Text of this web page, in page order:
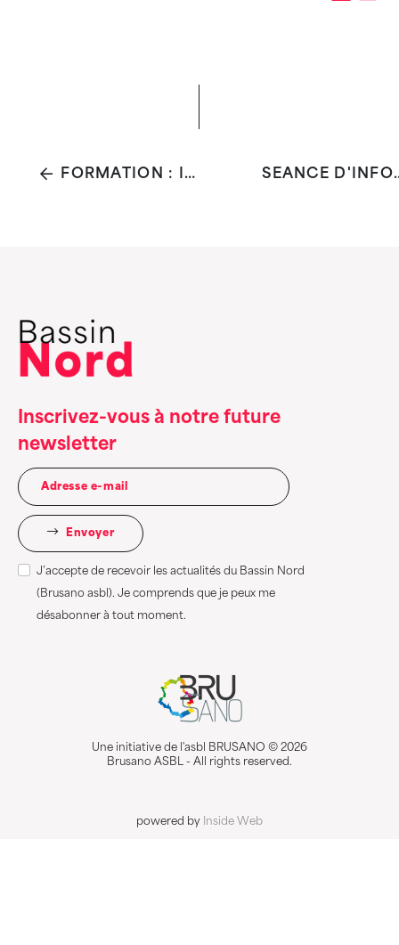
FORMATION : INTRODUCTION À LA RÉDUCTION DES RISQUES LIÉS À L'USAGE DE DROGUES SEANCE
Inscrivez-vous à notre future
newsletter
Envoyer
J’accepte de recevoir les actualités du Bassin Nord
(Brusano asbl). Je comprends que je peux me
désabonner à tout moment.
Une initiative de l'asbl BRUSANO © 2026
Brusano ASBL - All rights reserved.
powered by Inside Web